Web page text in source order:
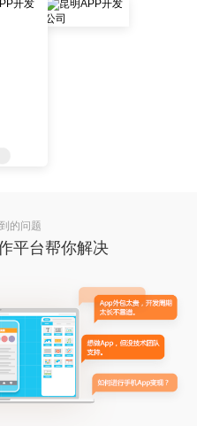
的问题
平台帮你解决